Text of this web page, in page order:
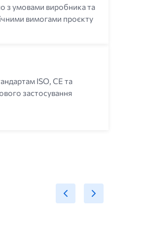
з умовами виробника та
вимогами проєкту
ISO, CE та
застосування